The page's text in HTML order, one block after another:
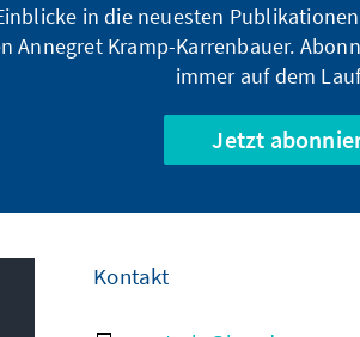
in die neuesten
Annegret Kramp-Karrenbauer.
immer auf dem
Jetzt
Kontakt